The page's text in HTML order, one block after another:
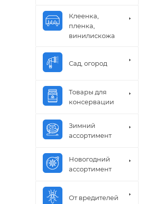
Клеенка,
пленка,
винилискожа
Сад, огород
Товары для
консервации
Зимний
ассортимент
Новогодний
ассортимент
От вредителей